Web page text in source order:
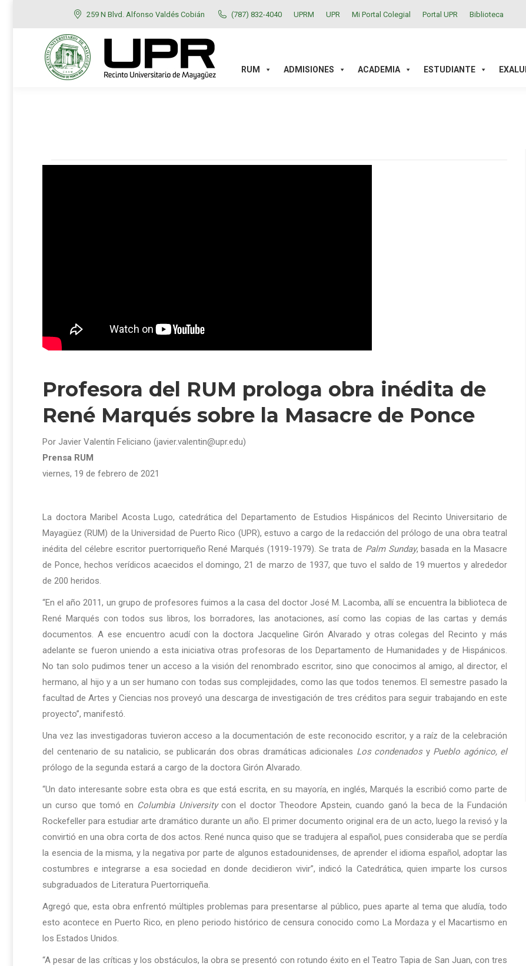
259 N Blvd. Alfonso Valdés Cobián (787) 832-4040 UPRM UPR Mi Portal Colegial Portal UPR Biblioteca
RUM ADMISIONES ACADEMIA ESTUDIANTE
Profesora del RUM prologa obra inédita de
René Marqués sobre la Masacre de Ponce
Por Javier Valentín Feliciano (javier.valentin@upr.edu)
Prensa RUM
viernes, 19 de febrero de 2021
La doctora Maribel Acosta Lugo, catedrática del Departamento de Estudios Hispánicos del Recinto Universitario de
Mayagüez (RUM) de la Universidad de Puerto Rico (UPR), estuvo a cargo de la redacción del prólogo de una obra teatral
inédita del célebre escritor puertorriqueño René Marqués (1919-1979). Se trata de Palm Sunday, basada en la Masacre
de Ponce, hechos verídicos acaecidos el domingo, 21 de marzo de 1937, que tuvo el saldo de 19 muertos y alrededor
de 200 heridos.
“En el año 2011, un grupo de profesores fuimos a la casa del doctor José M. Lacomba, allí se encuentra la biblioteca de
René Marqués con todos sus libros, los borradores, las anotaciones, así como las copias de las cartas y demás
documentos. A ese encuentro acudí con la doctora Jacqueline Girón Alvarado y otras colegas del Recinto y más
adelante se fueron uniendo a esta iniciativa otras profesoras de los Departamento de Humanidades y de Hispánicos.
No tan solo pudimos tener un acceso a la visión del renombrado escritor, sino que conocimos al amigo, al director, el
hermano, al hijo y a un ser humano con todas sus complejidades, como las que todos tenemos. El semestre pasado la
facultad de Artes y Ciencias nos proveyó una descarga de investigación de tres créditos para seguir trabajando en este
proyecto”, manifestó.
Una vez las investigadoras tuvieron acceso a la documentación de este reconocido escritor, y a raíz de la celebración
del centenario de su natalicio, se publicarán dos obras dramáticas adicionales Los condenadosy Pueblo agónico, el
prólogo de la segunda estará a cargo de la doctora Girón Alvarado.
“Un dato interesante sobre esta obra es que está escrita, en su mayoría, en inglés, Marqués la escribió como parte de
un curso que tomó en Columbia Universitycon el doctor Theodore Apstein, cuando ganó la beca de la Fundación
Rockefeller para estudiar arte dramático durante un año. El primer documento original era de un acto, luego la revisó y la
convirtió en una obra corta de dos actos. René nunca quiso que se tradujera al español, pues consideraba que se perdía
la esencia de la misma, y la negativa por parte de algunos estadounidenses, de aprender el idioma español, adoptar las
costumbres e integrarse a esa sociedad en donde decidieron vivir”, indicó la Catedrática, quien imparte los cursos
subgraduados de Literatura Puertorriqueña.
Agregó que, esta obra enfrentó múltiples problemas para presentarse al público, pues aparte al tema que aludía, todo
esto acontece en Puerto Rico, en pleno periodo histórico de censura conocido como La Mordaza y el Macartismo en
los Estados Unidos.
“A pesar de las críticas y los obstáculos, la obra se presentó con rotundo éxito en el Teatro Tapia de San Juan, con tres
RUM ADMISIONES